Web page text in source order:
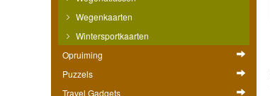
Wegenkaarten
Wintersportkaarten
Opruiming
Puzzels
Travel Gadgets